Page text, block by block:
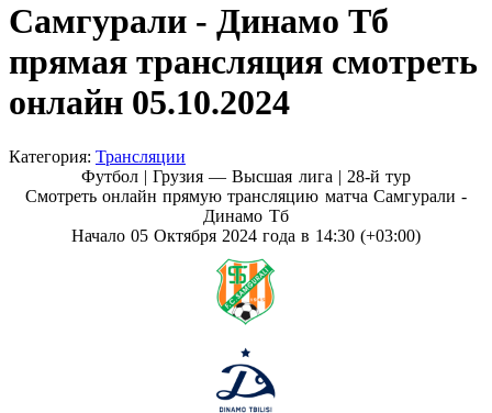
Самгурали - Динамо Тб
прямая трансляция смотреть
онлайн 05.10.2024
Категория: Трансляции
Футбол | Грузия — Высшая лига | 28-й тур
Смотреть онлайн прямую трансляцию матча Самгурали -
Динамо Тб
Начало 05 Октября 2024 года в 14:30 (+03:00)